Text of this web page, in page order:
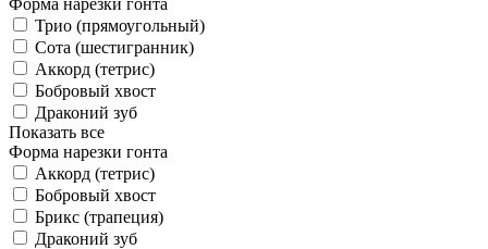
Трио (прямоугольный)
Сота (шестигранник)
Аккорд (тетрис)
Бобровый хвост
Драконий зуб
Показать все
Форма нарезки гонта
Аккорд (тетрис)
Бобровый хвост
Брикс (трапеция)
Драконий зуб